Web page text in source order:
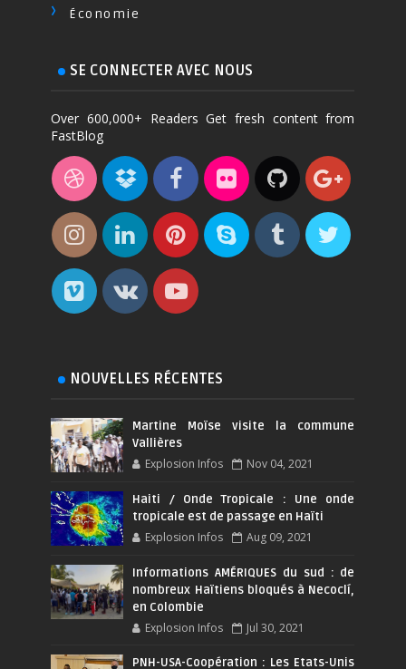
Économie
SE CONNECTER AVEC NOUS
Over 600,000+ Readers Get fresh content from
FastBlog
NOUVELLES RÉCENTES
Martine Moïse visite la commune
Vallières
Explosion Infos Nov 04, 2021
Haiti / Onde Tropicale : Une onde
tropicale est de passage en Haïti
Explosion Infos Aug 09, 2021
Informations AMÉRIQUES du sud : de
nombreux Haïtiens bloqués à Necoclí,
en Colombie
Explosion Infos Jul 30, 2021
PNH-USA-Coopération : Les Etats-Unis